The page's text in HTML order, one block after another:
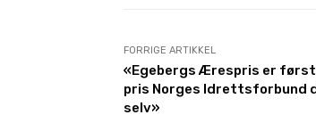
FORRIGE ARTIKKEL
«Egebergs Ærespris er
pris Norges Idrettsforbund
selv»